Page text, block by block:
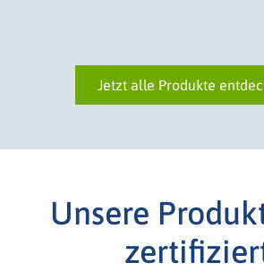
Jetzt alle Produkte
Unsere